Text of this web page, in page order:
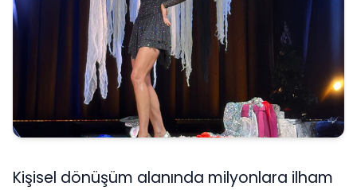
Kişisel dönüşüm alanında milyonlara ilham